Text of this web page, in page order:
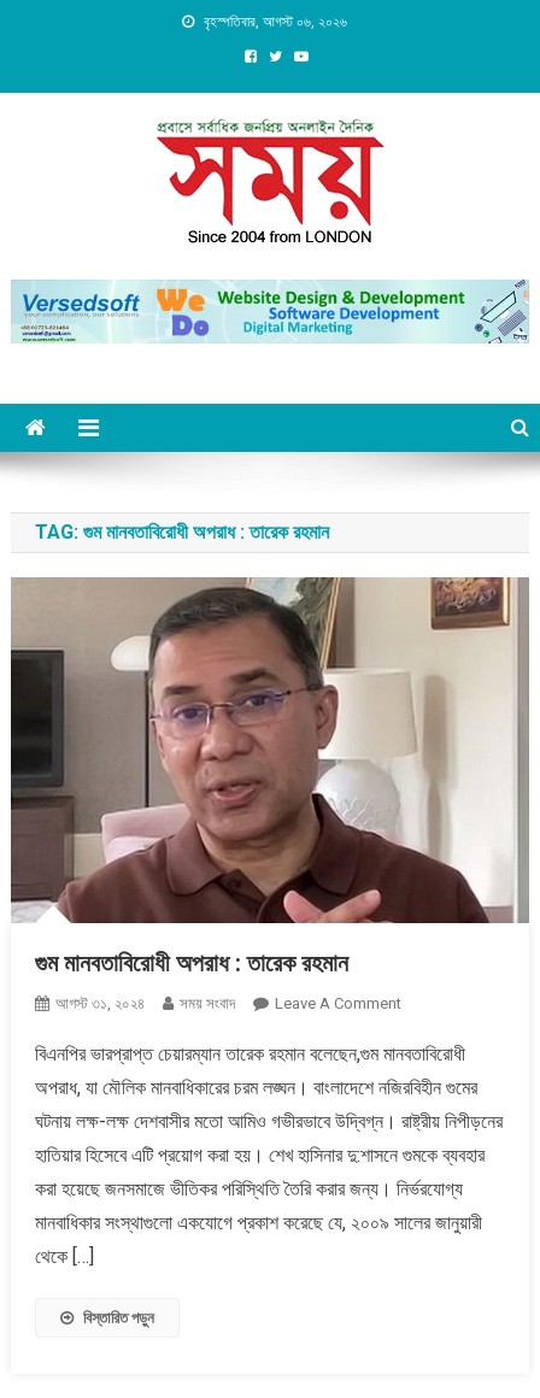
বৃহস্পতিবার, আগস্ট ০৬, ২০২৬
Daily Shomoy, Since 2004
from LONDON
TAG: গুম মানবতাবিরোধী অপরাধ : তারেক রহমান
গুম মানবতাবিরোধী অপরাধ : তারেক রহমান
আগস্ট ৩১, ২০২৪ সময় সংবাদ Leave A CommentOn
মানবতাবিরোধী
অপরাধ
:
বিএনপির ভারপ্রাপ্ত চেয়ারম্যান তারেক রহমান বলেছেন,গুম মানবতাবিরোধী
অপরাধ, যা মৌলিক মানবাধিকারের চরম লঙ্ঘন। বাংলাদেশে নজিরবিহীন গুমের
ঘটনায় লক্ষ-লক্ষ দেশবাসীর মতো আমিও গভীরভাবে উদ্বিগ্ন। রাষ্ট্রীয় নিপীড়নের
হাতিয়ার হিসেবে এটি প্রয়োগ করা হয়। শেখ হাসিনার দু:শাসনে গুমকে ব্যবহার
করা হয়েছে জনসমাজে ভীতিকর পরিস্থিতি তৈরি করার জন্য। নির্ভরযোগ্য
মানবাধিকার সংস্থাগুলো একযোগে প্রকাশ করেছে যে, ২০০৯ সালের জানুয়ারী
থেকে […]
বিস্তারিত পড়ুন